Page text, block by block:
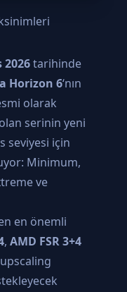
2026tarihinde
Horizon 6‘nın
olarak
serinin yeni
seviyesi için
Minimum,
ve
en önemli
, AMD FSR 3+4